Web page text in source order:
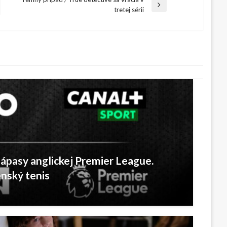
tretej sérii
anglickej Premier League.
tenis